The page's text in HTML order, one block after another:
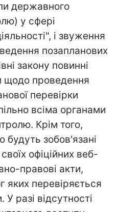
державного
у сфері
і звуження
позапланових
закону повинні
щодо проведення
перевірки
всіма органами
Крім того,
будуть зобов'язані
офіційних веб-
правові акти,
яких перевіряється
У разі відсутності